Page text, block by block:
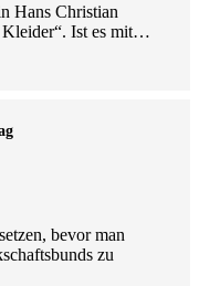
Hans Christian
Kleider“. Ist es mit…
bevor man
zu